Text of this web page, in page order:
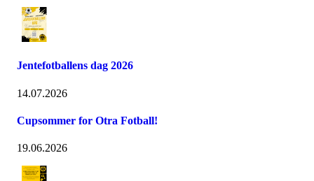
Jentefotballens dag 2026
14.07.2026
Cupsommer for Otra Fotball!
19.06.2026